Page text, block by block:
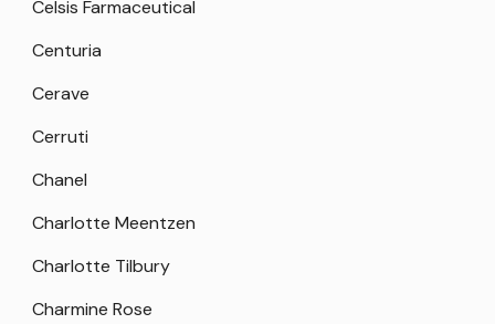
Celsis Farmaceutical
Centuria
Cerave
Cerruti
Chanel
Charlotte Meentzen
Charlotte Tilbury
Charmine Rose